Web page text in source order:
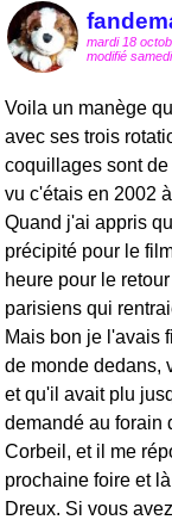
mardi 18
modifié
Voila un manège
avec ses trois
coquillages sont
vu c'étais en 2002
Quand j'ai appris
précipité pour le
heure pour le
parisiens qui
Mais bon je l'avais
de monde dedans,
et qu'il avait plu
demandé au forain
Corbeil, et il me
prochaine foire et
Dreux. Si vous